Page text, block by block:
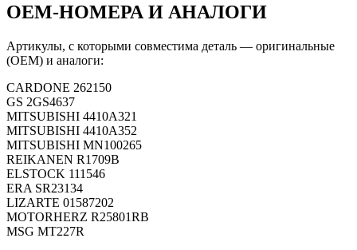
OEM-НОМЕРА И АНАЛОГИ
Артикулы, с которыми совместима деталь — оригинальные
(OEM) и аналоги:
CARDONE 262150
GS 2GS4637
MITSUBISHI 4410A321
MITSUBISHI 4410A352
MITSUBISHI MN100265
REIKANEN R1709B
ELSTOCK 111546
ERA SR23134
LIZARTE 01587202
MOTORHERZ R25801RB
MSG MT227R